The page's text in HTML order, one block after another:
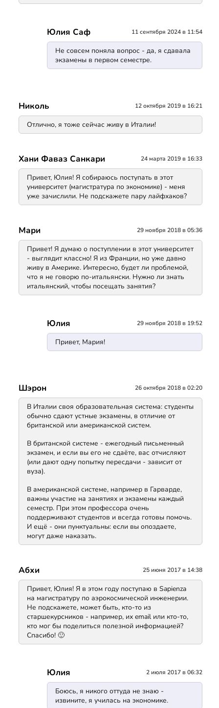
Юлия Саф 11 сентября 2024 в 11:54
Не совсем поняла вопрос - да, я сдавала
экзамены в первом семестре.
Николь 12 октября 2019 в 16:21
Отлично, я тоже сейчас живу в Италии!
Хани Фаваз Санкари 24 марта 2019 в 16:33
Привет, Юлия! Я собираюсь поступать в этот
университет (магистратура по экономике) - меня
уже зачислили. Не подскажете пару лайфхаков?
Мари 29 ноября 2018 в 05:36
Привет! Я думаю о поступлении в этот университет
- выглядит классно! Я из Франции, но уже давно
живу в Америке. Интересно, будет ли проблемой,
что я не говорю по-итальянски. Нужно ли знать
итальянский, чтобы посещать занятия?
Юлия 29 ноября 2018 в 19:52
Привет, Мария!
Шэрон 26 октября 2018 в 02:20
В Италии своя образовательная система: студенты
обычно сдают устные экзамены, в отличие от
британской или американской систем.
В британской системе - ежегодный письменный
экзамен, и если вы его не сдаёте, вас отчисляют
(или дают одну попытку пересдачи - зависит от
вуза).
В американской системе, например в Гарварде,
важны участие на занятиях и экзамены каждый
семестр. При этом профессора очень
поддерживают студентов и всегда готовы помочь.
И ещё - они пунктуальны: если вы опоздаете,
могут даже наказать.
Абхи 25 июня 2017 в 14:38
Привет, Юлия! Я в этом году поступаю в Sapienza
на магистратуру по аэрокосмической инженерии.
Не подскажете, может быть, кто-то из
старшекурсников - например, их email или кто-то,
кто мог бы поделиться полезной информацией?
Спасибо! 🙂
Юлия 2 июля 2017 в 06:32
Боюсь, я никого оттуда не знаю -
извините, я училась на экономике.